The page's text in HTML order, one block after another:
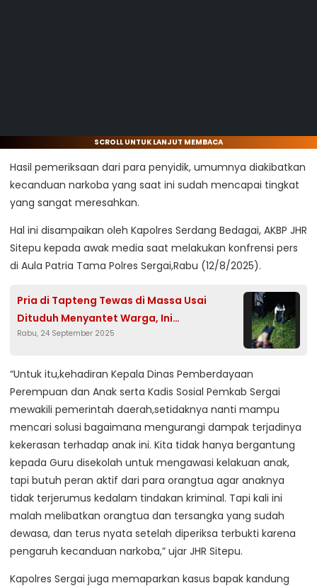
SCROLL UNTUK LANJUT MEMBACA
Hasil pemeriksaan dari para penyidik, umumnya diakibatkan
kecanduan narkoba yang saat ini sudah mencapai tingkat
yang sangat meresahkan.
Hal ini disampaikan oleh Kapolres Serdang Bedagai, AKBP JHR
Sitepu kepada awak media saat melakukan konfrensi pers
di Aula Patria Tama Polres Sergai,Rabu (12/8/2025).
Pria di Tapteng Tewas di Massa Usai
Dituduh Menyantet Warga, Ini
Kronologinya
Rabu, 24 September 2025
“Untuk itu,kehadiran Kepala Dinas Pemberdayaan
Perempuan dan Anak serta Kadis Sosial Pemkab Sergai
mewakili pemerintah daerah,setidaknya nanti mampu
mencari solusi bagaimana mengurangi dampak terjadinya
kekerasan terhadap anak ini. Kita tidak hanya bergantung
kepada Guru disekolah untuk mengawasi kelakuan anak,
tapi butuh peran aktif dari para orangtua agar anaknya
tidak terjerumus kedalam tindakan kriminal. Tapi kali ini
malah melibatkan orangtua dan tersangka yang sudah
dewasa, dan terus nyata setelah diperiksa terbukti karena
pengaruh kecanduan narkoba,” ujar JHR Sitepu.
Kapolres Sergai juga memaparkan kasus bapak kandung